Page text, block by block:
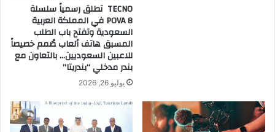
TECNO تطلق رسمياً سلسلة
POVA 8 في المملكة العربية
السعودية وتفتح باب الطلب
المسبق هاتف ألعاب صُمم خصيصاً
للاعبين السعوديين… بالتعاون مع
بندر مدخلي “بندريتا”
يوليو 26, 2026